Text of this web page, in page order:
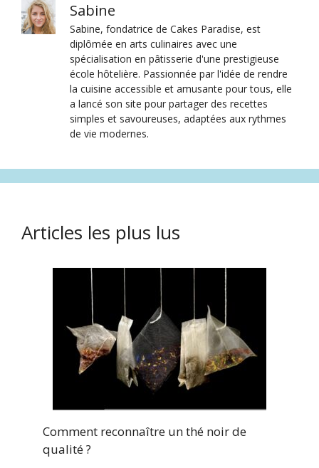
Sabine
Sabine, fondatrice de Cakes Paradise, est
diplômée en arts culinaires avec une
spécialisation en pâtisserie d'une prestigieuse
école hôtelière. Passionnée par l'idée de rendre
la cuisine accessible et amusante pour tous, elle
a lancé son site pour partager des recettes
simples et savoureuses, adaptées aux rythmes
de vie modernes.
Articles les plus lus
Comment reconnaître un thé noir de
qualité ?